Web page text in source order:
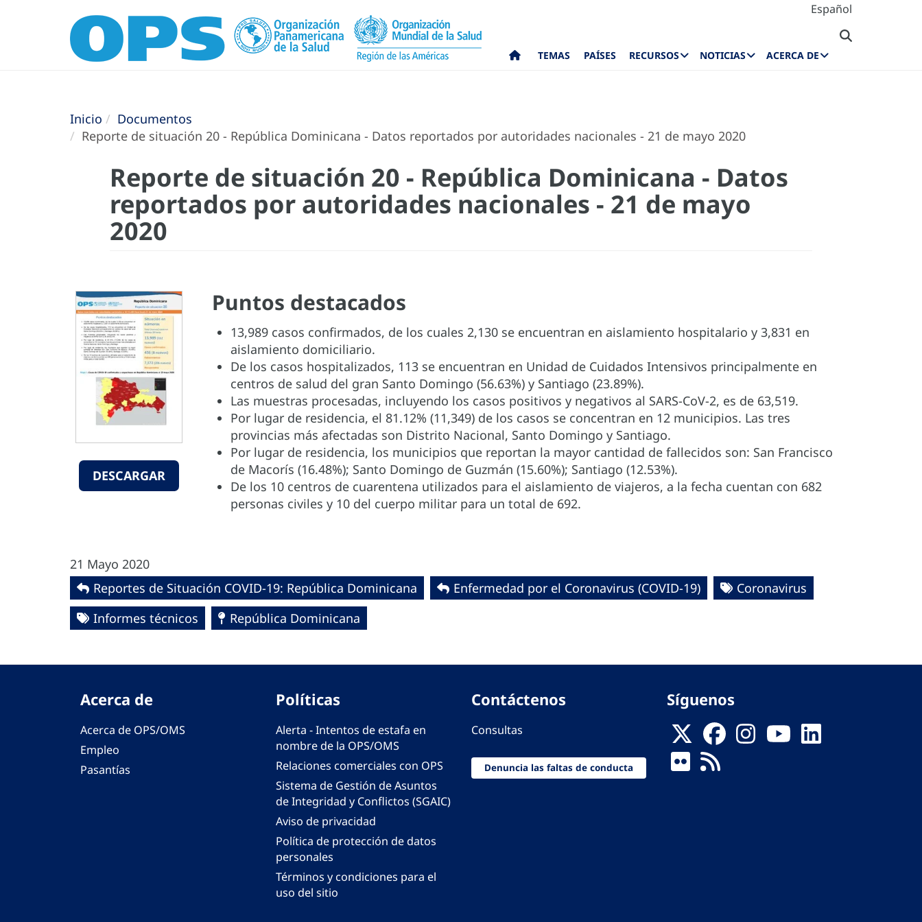
Español
TEMAS PAÍSES RECURSOS NOTICIAS ACERCA DE
Inicio
Documentos
Reporte de situación 20 - República Dominicana - Datos reportados por autoridades nacionales - 21 de mayo 2020
Reporte de situación 20 - República Dominicana - Datos
reportados por autoridades nacionales - 21 de mayo
2020
DESCARGAR
Puntos destacados
13,989 casos confirmados, de los cuales 2,130 se encuentran en aislamiento hospitalario y 3,831 en
aislamiento domiciliario.
De los casos hospitalizados, 113 se encuentran en Unidad de Cuidados Intensivos principalmente en
centros de salud del gran Santo Domingo (56.63%) y Santiago (23.89%).
Las muestras procesadas, incluyendo los casos positivos y negativos al SARS-CoV-2, es de 63,519.
Por lugar de residencia, el 81.12% (11,349) de los casos se concentran en 12 municipios. Las tres
provincias más afectadas son Distrito Nacional, Santo Domingo y Santiago.
Por lugar de residencia, los municipios que reportan la mayor cantidad de fallecidos son: San Francisco
de Macorís (16.48%); Santo Domingo de Guzmán (15.60%); Santiago (12.53%).
De los 10 centros de cuarentena utilizados para el aislamiento de viajeros, a la fecha cuentan con 682
personas civiles y 10 del cuerpo militar para un total de 692.
21 Mayo 2020
Reportes de Situación COVID-19: República Dominicana
Enfermedad por el Coronavirus ‎‎(COVID-19)‎
Coronavirus
Informes técnicos
República Dominicana
Acerca de
Acerca de OPS/OMS
Empleo
Pasantías
Políticas
Alerta - Intentos de estafa en
nombre de la OPS/OMS
Relaciones comerciales con OPS
Sistema de Gestión de Asuntos
de Integridad y Conflictos (SGAIC)
Aviso de privacidad
Política de protección de datos
personales
Términos y condiciones para el
uso del sitio
Contáctenos
Consultas
Denuncia las faltas de conducta
Síguenos